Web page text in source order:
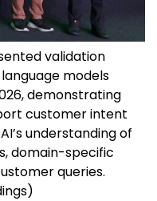
validation
models
demonstrating
customer intent
understanding of
domain-specific
queries.